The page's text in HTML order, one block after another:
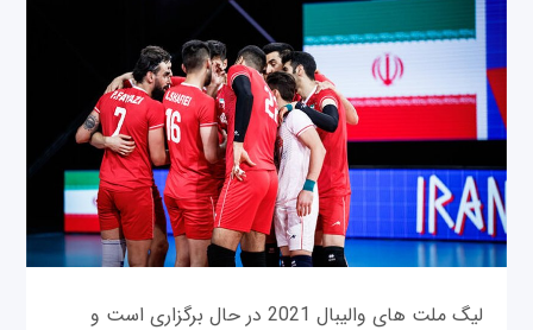
لیگ ملت‌ های والیبال 2021 در حال برگزاری است و